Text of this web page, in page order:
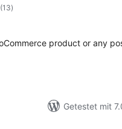
(13Bewertungen
insgesamt
)
product or any
Getestet mit